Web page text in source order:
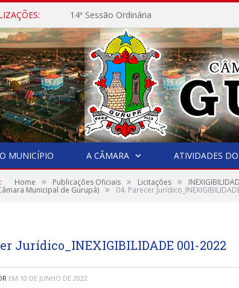
14ª Sessão Ordinária
O MUNICÍPIO A CÂMARA ATIVIDADES
Home » Publicações Oficiais » Licitações »
Municipal de Gurupá) » 04. Parecer
Jurídico_INEXIGIBILIDADE 001-2022
EM 10 DE JUNHO DE 2022